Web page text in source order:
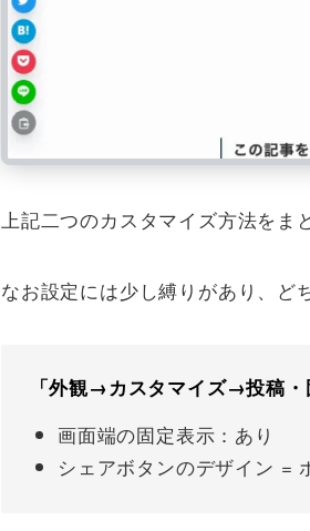
上記二つのカスタマイズ方法をま
なお設定には少し縛りがあり、ど
「外観→カスタマイズ→投稿
画面端の固定表示：あり
シェアボタンのデザイン =